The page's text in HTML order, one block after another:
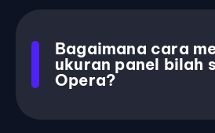
Bagaimana cara
ukuran panel bilah
Opera?